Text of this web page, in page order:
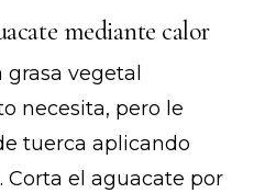
mediante calor
vegetal
necesita, pero le
tuerca aplicando
Corta el aguacate por